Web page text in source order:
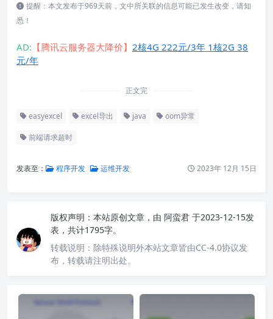
提醒：本文发布于969天前，文中所关联的信息可能已发生改变，请知
悉！
AD: 【腾讯云服务器大降价】 2核4G 222元/3年 1核2G 38
元/年
正文完
easyexcel excel导出 java oom异常
前端请求超时
发表至： 程序开发 运维开发 2023年 12月 15日
版权声明： 本站原创文章，由 阿蛮君 于2023-12-15发
表，共计1795字。
转载说明： 除特殊说明外本站文章皆由CC-4.0协议发
布，转载请注明出处。